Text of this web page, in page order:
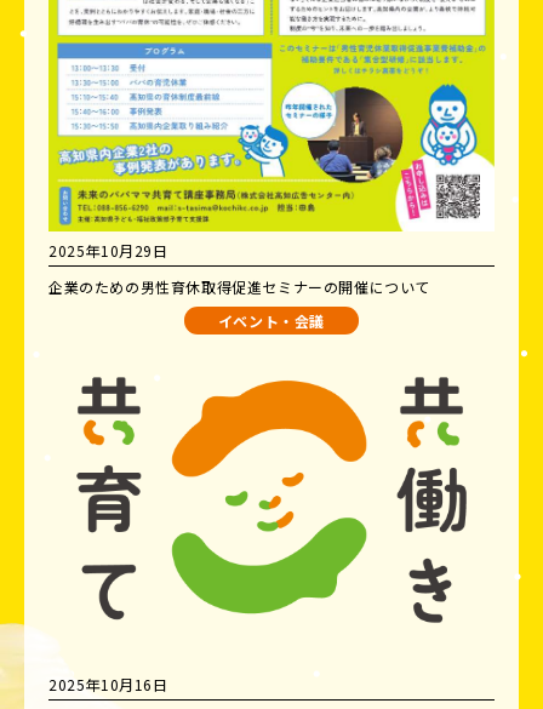
2025年10月29日
企業のための男性育休取得促進セミナーの開催について
イベント・会議
2025年10月16日